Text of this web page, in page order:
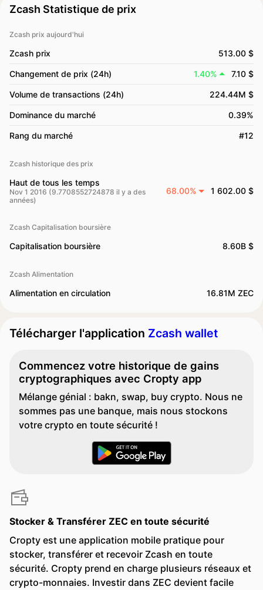
Zcash Statistique de prix
Zcash prix aujourd'hui
Zcash prix 513.00 $
Changement de prix (24h) 1.40% 7.10 $
Volume de transactions (24h) 224.44M $
Dominance du marché 0.39%
Rang du marché #12
Zcash historique des prix
Haut de tous les temps
Nov 1 2016 (9.7708552724878 il y a des
années)
68.00% 1 602.00 $
Zcash Capitalisation boursière
Capitalisation boursière 8.60B $
Zcash Alimentation
Alimentation en circulation 16.81M ZEC
Télécharger l'application Zcash wallet
Commencez votre historique de gains
cryptographiques avec Cropty app
Mélange génial : bakn, swap, buy crypto. Nous ne
sommes pas une banque, mais nous stockons
votre crypto en toute sécurité !
Stocker & Transférer ZEC en toute sécurité
Cropty est une application mobile pratique pour
stocker, transférer et recevoir Zcash en toute
sécurité. Cropty prend en charge plusieurs réseaux et
crypto-monnaies. Investir dans ZEC devient facile